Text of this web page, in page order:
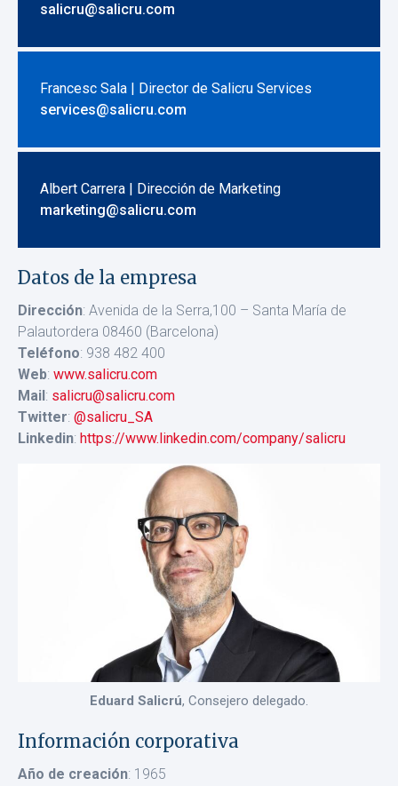
salicru@salicru.com
Francesc Sala | Director de Salicru Services
services@salicru.com
Albert Carrera | Dirección de Marketing
marketing@salicru.com
Datos de la empresa
Dirección: Avenida de la Serra,100 – Santa María de
Palautordera 08460 (Barcelona)
Teléfono: 938 482 400
Web: www.salicru.com
Mail : salicru@salicru.com
Twitter: @salicru_SA
Linkedin: https://www.linkedin.com/company/salicru
Eduard Salicrú, Consejero delegado.
Información corporativa
Año de creación: 1965